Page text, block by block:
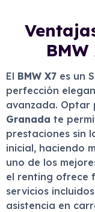
El BMW X7 es un
perfección
avanzada. Optar
Granada te
prestaciones sin
inicial, haciendo
uno de los
el renting ofrece
servicios
asistencia en